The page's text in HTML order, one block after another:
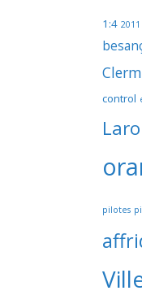
1:4 2011
control
Laro
pilotes